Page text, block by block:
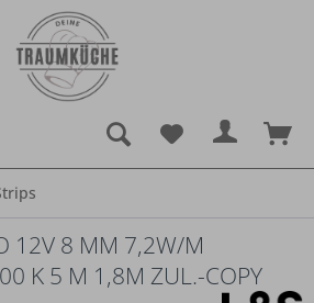
12V 8 MM 7,2W/M
K 5 M 1,8M ZUL.-COPY